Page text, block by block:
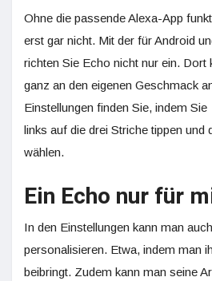
Ohne die passende Alexa-App
erst gar nicht. Mit der für Android
richten Sie Echo nicht nur ein. Dort
ganz an den eigenen Geschmack
Einstellungen finden Sie, indem
links auf die drei Striche tippen und
wählen.
Ein Echo nur für
In den Einstellungen kann man
personalisieren. Etwa, indem man
beibringt. Zudem kann man seine